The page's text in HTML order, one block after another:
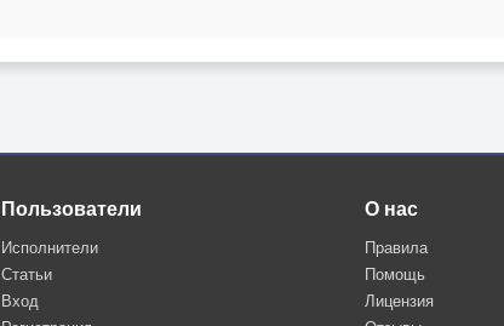
Пользователи
Исполнители
Статьи
Вход
О нас
Правила
Помощь
Лицензия